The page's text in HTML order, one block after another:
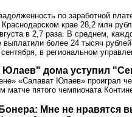
по заработной
Краснодарском крае 28,2 млн
в 2,7 раза. В среднем,
выплатили более 24 тысяч
в региональном
Юлаев" дома уступил
«Салават Юлаев» проиграл
матче пятого чемпионата
Мне не нравятся